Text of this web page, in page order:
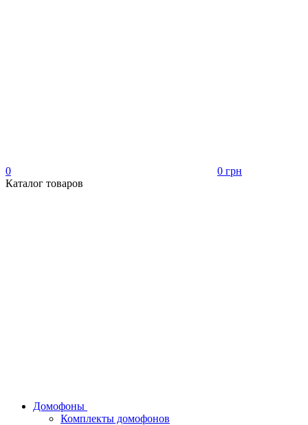
0
0 грн
Каталог товаров
Домофоны
Комплекты домофонов